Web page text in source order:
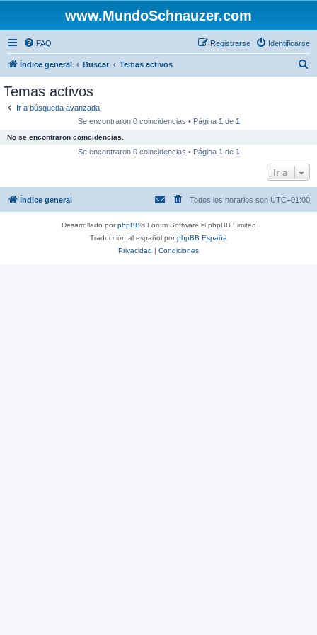
www.MundoSchnauzer.com
FAQ Identificarse
Registrarse
Índice general Buscar Temas activos
Temas activos
Ir a búsqueda avanzada
Se encontraron 0 coincidencias • Página 1 de 1
No se encontraron coincidencias.
Se encontraron 0 coincidencias • Página 1 de 1
Ir a
Índice general Todos los horarios son UTC+01:00
Desarrollado porphpBB® Forum Software © phpBB Limited
Traducción al español porphpBB España
Privacidad | Condiciones